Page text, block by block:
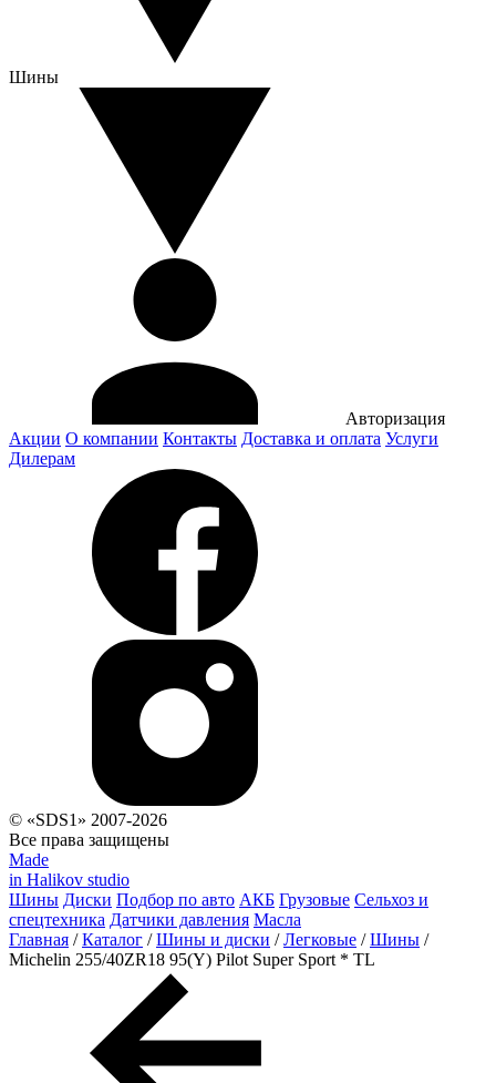
Шины
Авторизация
Акции О компании Контакты Доставка и оплата Услуги
Дилерам
© «SDS1» 2007-2026
Все права защищены
Made
in Halikov studio
Шины Диски Подбор по авто АКБ Грузовые Сельхоз и
спецтехника Датчики давления Масла
Главная / Каталог / Шины и диски / Легковые / Шины /
Michelin 255/40ZR18 95(Y) Pilot Super Sport * TL